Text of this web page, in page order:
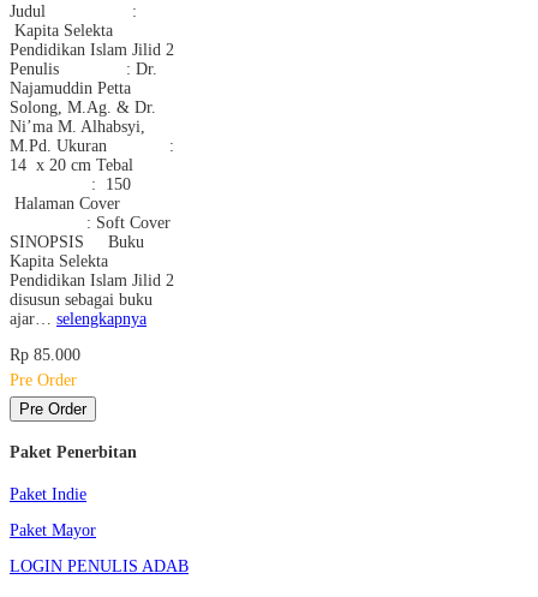
Judul :
Kapita Selekta
Pendidikan Islam Jilid 2
Penulis : Dr.
Najamuddin Petta
Solong, M.Ag. & Dr.
Ni’ma M. Alhabsyi,
M.Pd. Ukuran :
14 x 20 cm Tebal
: 150
Halaman Cover
: Soft Cover
SINOPSIS Buku
Kapita Selekta
Pendidikan Islam Jilid 2
disusun sebagai buku
ajar… selengkapnya
Rp 85.000
Pre Order
Pre Order
Paket Penerbitan
Paket Indie
Paket Mayor
LOGIN PENULIS ADAB